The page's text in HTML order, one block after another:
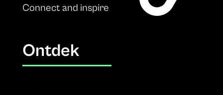
Connect and inspire
Ontdek